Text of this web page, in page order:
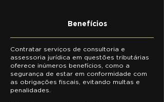
Benefícios
Contratar serviços de consultoria e
assessoria jurídica em questões tributárias
oferece inúmeros benefícios, como a
segurança de estar em conformidade com
as obrigações fiscais, evitando multas e
penalidades.